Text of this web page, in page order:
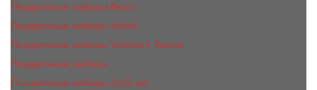
Подарочные наборы Bea's
Подарочные наборы 4х5ml
Подарочные наборы Victoria's Secret
Подарочные наборы
Подарочные наборы 2x15 мл